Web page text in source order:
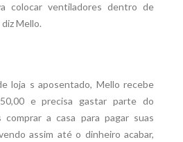
colocar ventiladores dentro de
diz Mello.
loja s aposentado, Mello recebe
e precisa gastar parte do
a casa para pagar suas
assim até o dinheiro acabar,